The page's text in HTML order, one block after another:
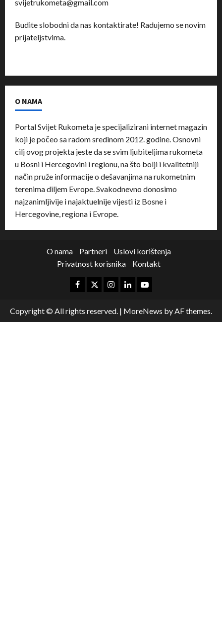
svijetrukometa@gmail.com
Budite slobodni da nas kontaktirate! Radujemo se novim
prijateljstvima.
O NAMA
Portal Svijet Rukometa je specijalizirani internet magazin
koji je počeo sa radom sredinom 2012. godine. Osnovni
cilj ovog projekta jeste da se svim ljubiteljima rukometa
u Bosni i Hercegovini i regionu, na što bolji i kvalitetniji
način pruže informacije o dešavanjima na rukometnim
terenima diljem Evrope. Svakodnevno donosimo
najzanimljivije i najaktuelnije vijesti iz Bosne i
Hercegovine, regiona i Evrope.
O nama Partneri
Uslovi korištenja
Privatnost korisnika
Kontakt
Copyright © All rights reserved. | MoreNews by AF themes.